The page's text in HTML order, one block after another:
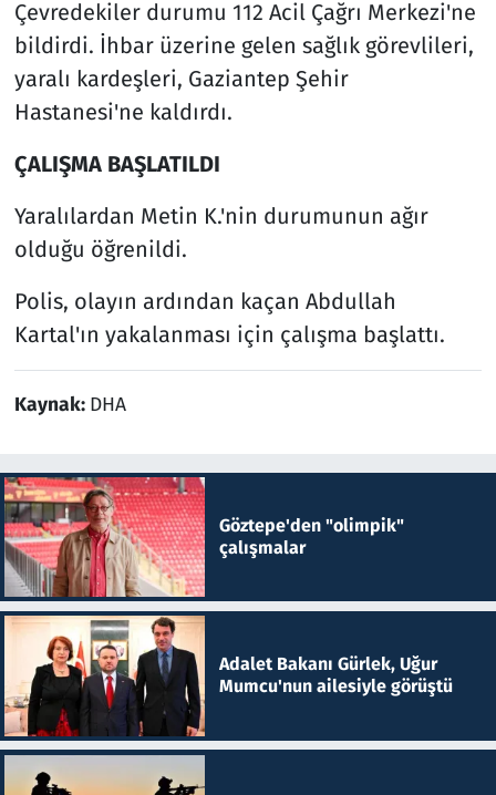
Çevredekiler durumu 112 Acil Çağrı Merkezi'ne
bildirdi. İhbar üzerine gelen sağlık görevlileri,
yaralı kardeşleri, Gaziantep Şehir
Hastanesi'ne kaldırdı.
ÇALIŞMA BAŞLATILDI
Yaralılardan Metin K.'nin durumunun ağır
olduğu öğrenildi.
Polis, olayın ardından kaçan Abdullah
Kartal'ın yakalanması için çalışma başlattı.
Kaynak: DHA
Göztepe'den "olimpik"
çalışmalar
Adalet Bakanı Gürlek, Uğur
Mumcu'nun ailesiyle görüştü